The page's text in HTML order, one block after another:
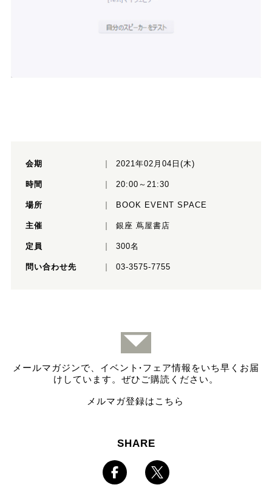
会期 2021年02月04日(木)
時間 20:00～21:30
場所 BOOK EVENT SPACE
主催 銀座 蔦屋書店
定員 300名
問い合わせ先 03-3575-7755
メールマガジンで、イベント ·フェア情報をいち早くお届
けしています。ぜひご購読ください。
メルマガ登録はこちら
SHARE